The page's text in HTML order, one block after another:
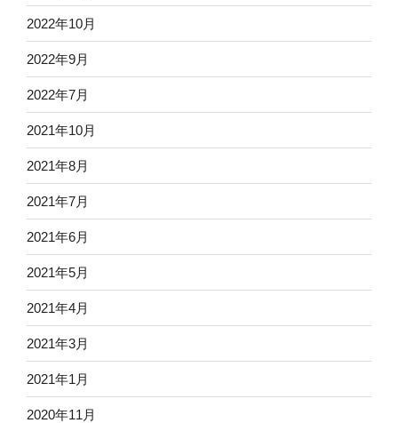
2022年10月
2022年9月
2022年7月
2021年10月
2021年8月
2021年7月
2021年6月
2021年5月
2021年4月
2021年3月
2021年1月
2020年11月